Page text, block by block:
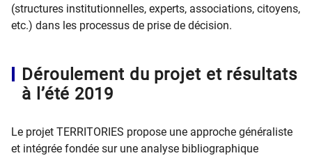
(structures institutionnelles, experts, associations, citoyens,
etc.) dans les processus de prise de décision.
Déroulement du projet et résultats
à l’été 2019
Le projet TERRITORIES propose une approche généraliste
et intégrée fondée sur une analyse bibliographique